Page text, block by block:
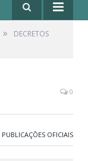
»
DECRETOS
0
PUBLICAÇÕES OFICIAIS